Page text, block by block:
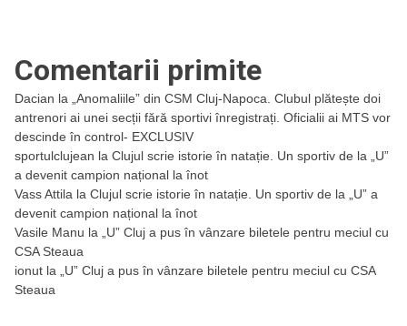
Comentarii primite
Dacian la
„Anomaliile” din CSM Cluj-Napoca. Clubul plătește doi
antrenori ai unei secții fără sportivi înregistrați. Oficialii ai MTS vor
descinde în control- EXCLUSIV
sportulclujean la Clujul scrie istorie în natație. Un sportiv de la „U”
a devenit campion național la înot
Vass Attila la Clujul scrie istorie în natație. Un sportiv de la „U” a
devenit campion național la înot
Vasile Manu la
„U” Cluj a pus în vânzare biletele pentru meciul cu
CSA Steaua
ionut la
„U” Cluj a pus în vânzare biletele pentru meciul cu CSA
Steaua